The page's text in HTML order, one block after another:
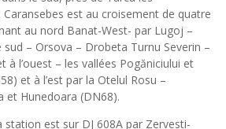
Caransebes est au croisement de quatre
au nord Banat-West- par Lugoj –
– Orsova – Drobeta Turnu Severin –
à l’ouest – les vallées Pogăniciului et
et à l’est par la Otelul Rosu –
et Hunedoara (DN68).
station est sur DJ 608A par Zervesti-